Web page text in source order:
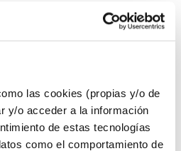
las cookies (propias y/o de
y/o acceder a la información
de estas tecnologías
como el comportamiento de
Añadir al carrito